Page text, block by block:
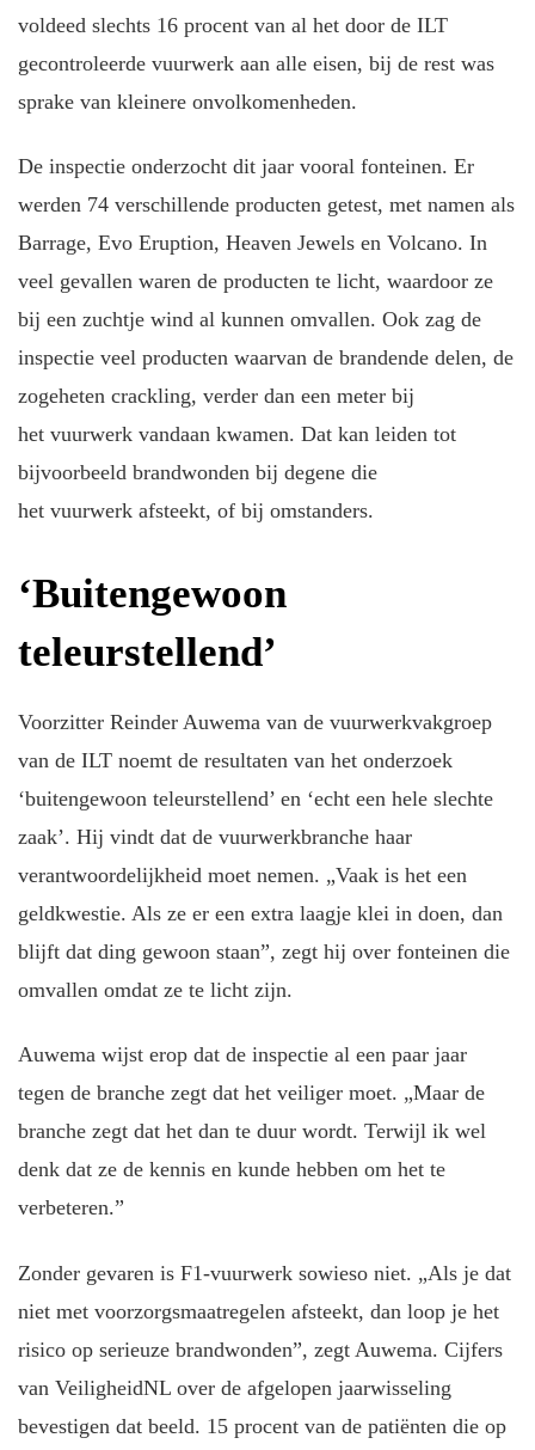
voldeed slechts 16 procent van al het door de ILT
gecontroleerde vuurwerk aan alle eisen, bij de rest was
sprake van kleinere onvolkomenheden.
De inspectie onderzocht dit jaar vooral fonteinen. Er
werden 74 verschillende producten getest, met namen als
Barrage, Evo Eruption, Heaven Jewels en Volcano. In
veel gevallen waren de producten te licht, waardoor ze
bij een zuchtje wind al kunnen omvallen. Ook zag de
inspectie veel producten waarvan de brandende delen, de
zogeheten crackling, verder dan een meter bij
het vuurwerk vandaan kwamen. Dat kan leiden tot
bijvoorbeeld brandwonden bij degene die
het vuurwerk afsteekt, of bij omstanders.
‘Buitengewoon
teleurstellend’
Voorzitter Reinder Auwema van de vuurwerkvakgroep
van de ILT noemt de resultaten van het onderzoek
‘buitengewoon teleurstellend’ en ‘echt een hele slechte
zaak’. Hij vindt dat de vuurwerkbranche haar
verantwoordelijkheid moet nemen. „Vaak is het een
geldkwestie. Als ze er een extra laagje klei in doen, dan
blijft dat ding gewoon staan”, zegt hij over fonteinen die
omvallen omdat ze te licht zijn.
Auwema wijst erop dat de inspectie al een paar jaar
tegen de branche zegt dat het veiliger moet. „Maar de
branche zegt dat het dan te duur wordt. Terwijl ik wel
denk dat ze de kennis en kunde hebben om het te
verbeteren.”
Zonder gevaren is F1-vuurwerk sowieso niet. „Als je dat
niet met voorzorgsmaatregelen afsteekt, dan loop je het
risico op serieuze brandwonden”, zegt Auwema. Cijfers
van VeiligheidNL over de afgelopen jaarwisseling
bevestigen dat beeld. 15 procent van de patiënten die op